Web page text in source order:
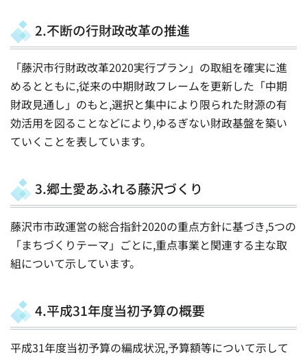
2.不断の行財政改革の推進
「藤沢市行財政改革2020実行プラン」の取組を確実に進
めるとともに,従来の中期財政フレームを更新した「中期
財政見通し」のもと,選択と集中により限られた財源の有
効活用を図ることなどにより,ゆるぎない財政基盤を築い
ていくことを表しています。
3.郷土愛あふれる藤沢づくり
藤沢市市政運営の総合指針2020の重点方針に基づき,5つの
「まちづくりテーマ」ごとに,重点事業と関連する主な取
組について示しています。
4.平成31年度当初予算の概要
平成31年度当初予算の編成状況,予算額等について示して